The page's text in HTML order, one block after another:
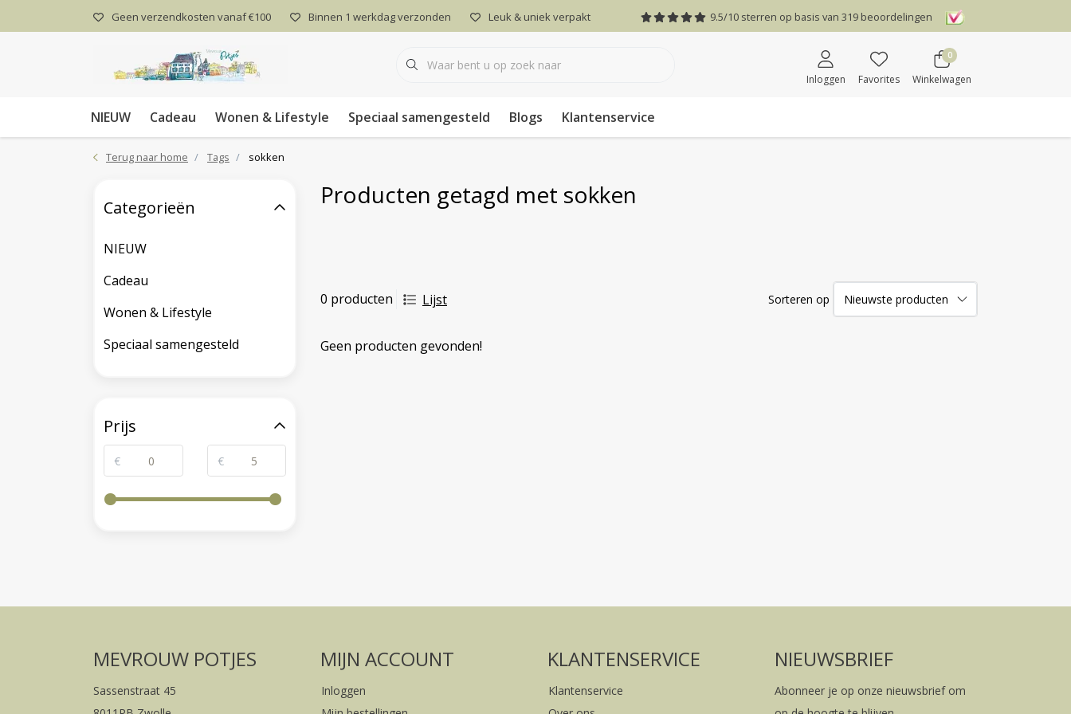
Geen verzendkosten vanaf €100 Binnen 1 werkdag verzonden Leuk & uniek verpakt 9.5/10 sterren op basis van 319 beoordelingen
Inloggen Favorites
0
Winkelwagen
NIEUW Cadeau Wonen & Lifestyle Speciaal samengesteld Blogs Klantenservice
Terug naar home Tags sokken
Producten getagd met sokken
0 producten Lijst Sorteren op
Geen producten gevonden!
Categorieën
NIEUW
Cadeau
Wonen & Lifestyle
Speciaal samengesteld
Prijs
€ €
MEVROUW POTJES
Sassenstraat 45
MIJN ACCOUNT
Inloggen
KLANTENSERVICE
Klantenservice
NIEUWSBRIEF
Abonneer je op onze nieuwsbrief om